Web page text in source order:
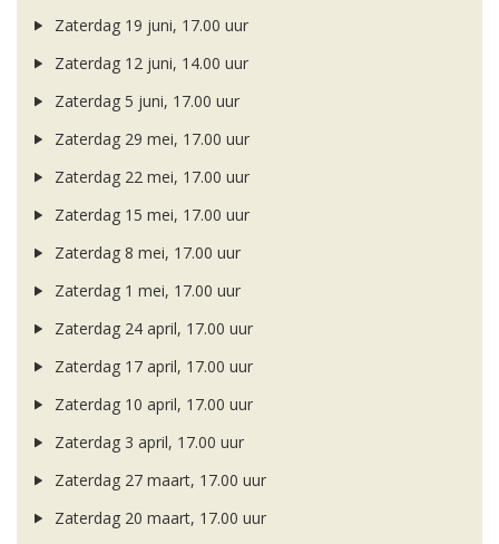
Zaterdag 19 juni, 17.00 uur
Zaterdag 12 juni, 14.00 uur
Zaterdag 5 juni, 17.00 uur
Zaterdag 29 mei, 17.00 uur
Zaterdag 22 mei, 17.00 uur
Zaterdag 15 mei, 17.00 uur
Zaterdag 8 mei, 17.00 uur
Zaterdag 1 mei, 17.00 uur
Zaterdag 24 april, 17.00 uur
Zaterdag 17 april, 17.00 uur
Zaterdag 10 april, 17.00 uur
Zaterdag 3 april, 17.00 uur
Zaterdag 27 maart, 17.00 uur
Zaterdag 20 maart, 17.00 uur